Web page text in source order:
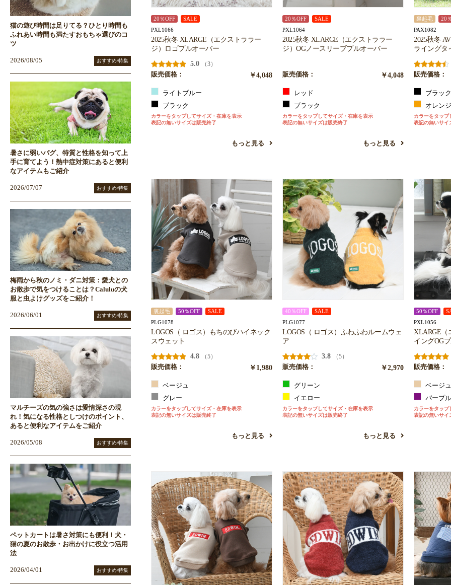
20％OFF SALE
PXL1066
2025秋冬 XLARGE（エクストララー
ジ）ロゴプルオーバー
5.0
（3）
販売価格：
￥4,048
ライトブルー
ブラック
カラーをタップしてサイズ・在庫を表示
表記の無いサイズは販売終了
もっと見る
20％OFF SALE
PXL1064
2025秋冬 XLARGE（エクストララー
ジ）OGノースリーブプルオーバー
販売価格： ￥4,048
レッド
ブラック
カラーをタップしてサイズ・在庫を表示
表記の無いサイズは販売終了
もっと見る
裏起毛 20
PAX1082
2025秋冬
ライングタ
販売価格：
ブラック
オレンジ
カラーをタップ
表記の無いサイ
裏起毛 50％OFF SALE
PLG1078
LOGOS（ ロゴス）もちのびハイネック
スウェット
4.8
（5）
販売価格：
￥1,980
ベージュ
グレー
カラーをタップしてサイズ・在庫を表示
表記の無いサイズは販売終了
もっと見る
40％OFF SALE
PLG1077
LOGOS（ ロゴス）ふわふわルームウェ
ア
3.8
（5）
販売価格：
￥2,970
グリーン
イエロー
カラーをタップしてサイズ・在庫を表示
表記の無いサイズは販売終了
もっと見る
50％OFF
PXL1056
XLARGE（
イングOG
販売価格：
ベージュ
パープル
カラーをタップ
表記の無いサイ
猫の遊び時間は足りてる？ひとり時間も
ふれあい時間も満たすおもちゃ選びのコ
ツ
2026/08/05 おすすめ/特集
暑さに弱いパグ、特質と性格を知って上
手に育てよう！熱中症対策にあると便利
なアイテムもご紹介
2026/07/07 おすすめ/特集
梅雨から秋のノミ・ダニ対策：愛犬との
お散歩で気をつけることは？Caluluの犬
服と虫よけグッズをご紹介！
2026/06/01 おすすめ/特集
マルチーズの気の強さは愛情深さの現
れ！気になる性格としつけのポイント、
あると便利なアイテムをご紹介
2026/05/08 おすすめ/特集
ペットカートは暑さ対策にも便利！犬・
猫の夏のお散歩・お出かけに役立つ活用
法
2026/04/01 おすすめ/特集